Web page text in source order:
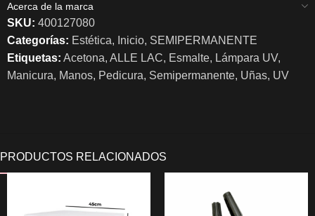
Acerca de la marca
SKU: 400127080
Categorías: Estética, Inicio, SEMIPERMANENTE
Etiquetas: Acetona, ALLE LAC, Esmalte, Lámpara UV,
Manicura, Manos, Pedicura, Semipermanente, Uñas, UV